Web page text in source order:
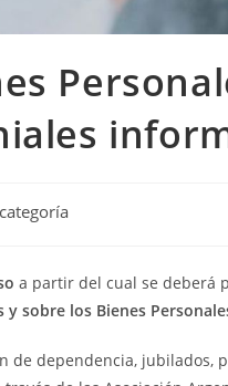
a partir del cual se deberá
sobre los Bienes
de dependencia, jubilados,